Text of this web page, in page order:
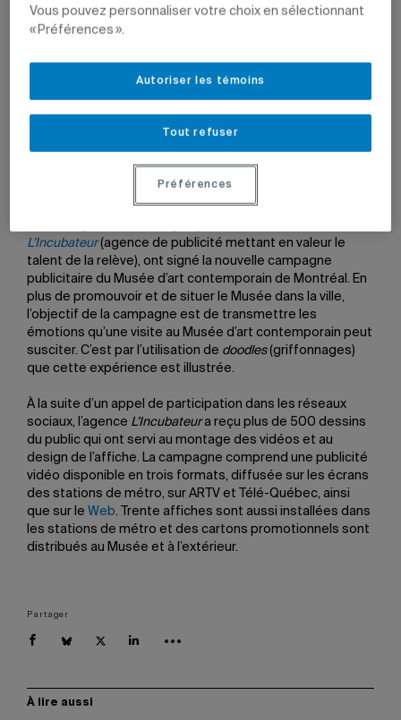
Photo : Allessandra Rigano”>
Des finissants du baccalauréat en communication
L’Incubateur(agence de publicité mettant en valeur le
talent de la relève), ont signé la nouvelle campagne
publicitaire du Musée d’art contemporain de Montréal. En
plus de promouvoir et de situer le Musée dans la ville,
l’objectif de la campagne est de transmettre les
émotions qu’une visite au Musée d’art contemporain peut
susciter. C’est par l’utilisation de doodles(griffonnages)
que cette expérience est illustrée.
À la suite d’un appel de participation dans les réseaux
sociaux, l’agence L’Incubateura reçu plus de 500 dessins
du public qui ont servi au montage des vidéos et au
design de l’affiche. La campagne comprend une publicité
vidéo disponible en trois formats, diffusée sur les écrans
des stations de métro, sur ARTV et Télé-Québec, ainsi
que sur le Web. Trente affiches sont aussi installées dans
les stations de métro et des cartons promotionnels sont
distribués au Musée et à l’extérieur.
Partager
À lire aussi
Vous pouvez personnaliser votre choix en sélectionnant
« Préférences ».
Tout refuser
Autoriser les témoins
Préférences